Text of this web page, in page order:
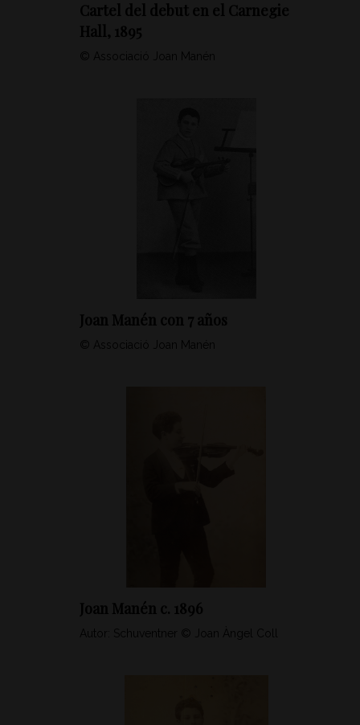
Cartel del debut en el Carnegie
Hall, 1895
© Associació Joan Manén
Joan Manén con 7 años
© Associació Joan Manén
Joan Manén c. 1896
Autor: Schuventner © Joan Àngel Coll